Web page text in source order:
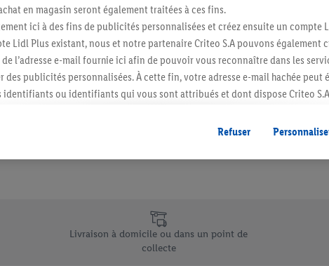
S'abonner
uniques de Lidl.be
Livraison à domicile ou dans un point de
collecte
en magasin seront également traitées à ces fins.
ici à des fins de publicités personnalisées et créez ensuite un compte
Lidl Plus existant, nous et notre partenaire Criteo S.A pouvons également
l’adresse e-mail fournie ici afin de pouvoir vous reconnaître dans les
des publicités personnalisées. À cette fin, votre adresse e-mail hachée peut
identifiants ou identifiants qui vous sont attribués et dont dispose Criteo
(par exemple en plaçant le produit dans un panier d’un webshop mais
être affichées sur plusieurs apppareils et plusieurs services de Lidl si
peuvent vous être attribués en utilisant votre adresse e-mail hachée et, le
», vous pouvez autoriser uniquement l’utilisation des technologies
tous les traitements pour toutes les finalités susmentionnées. Vous
Refuser